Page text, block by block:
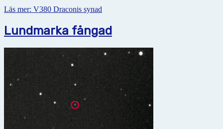
Läs mer: V380 Draconis synad
Lundmarka fångad